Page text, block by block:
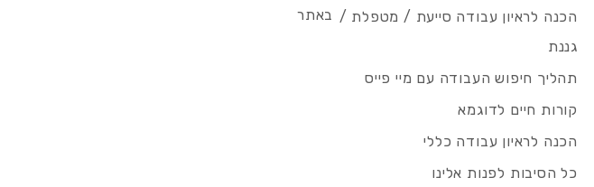
הכנה לראיון עבודה סייעת / מטפלת /
גננת
תהליך חיפוש העבודה עם מיי פייס
קורות חיים לדוגמא
הכנה לראיון עבודה כללי
כל הסיבות לפנות אלינו
באתר